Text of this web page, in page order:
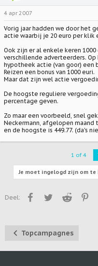
4 apr 2007
Vorig jaar hadden we door het
actie waarbij je 20 euro per klik
Ook zijn er al enkele keren
verschillende adverteerders.
hypotheek actie (van goor) een
Reizen een bonus van 1000 euri.
Maar dat zijn wel actie
De hoogste reguliere
percentage geven.
Zo maar een voorbeeld, snel
Neckermann, afgelopen
en de hoogste is 449.77. (da's
1 of 4
Je moet ingelogd zijn om te
Deel: FacebookTwitterReddit
Topcampagnes